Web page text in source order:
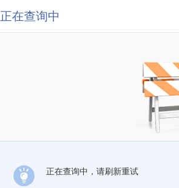
正在查询中
正在查询中，请刷新重试